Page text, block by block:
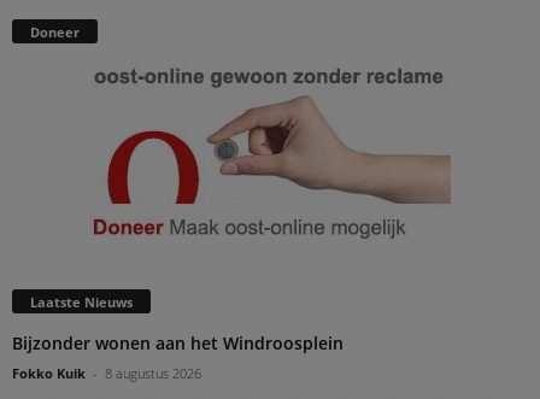
Doneer
Laatste Nieuws
Bijzonder wonen aan het Windroosplein
Fokko Kuik - 8 augustus 2026